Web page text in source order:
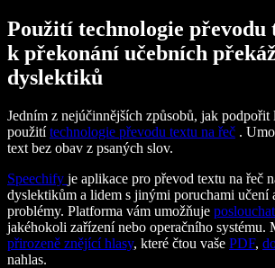
Použití technologie převodu
k překonání učebních
dyslektiků
Jedním z nejúčinnějších způsobů, jak podpořit
použitítechnologie převodu textu na řeč .
text bez obav z psaných slov.
Speechify je aplikace pro převod textu na řeč
dyslektikům a lidem s jinými poruchami učení
problémy. Platforma vám umožňuje poslouchat
jakéhokoli zařízení nebo operačního systému.
přirozeně znějící hlasy, které čtou vaše PDF,
nahlas.